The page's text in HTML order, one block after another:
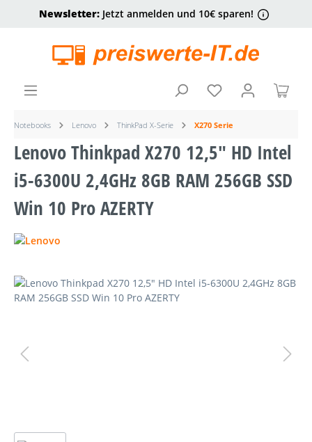
springen
Newsletter:Jetzt anmelden und 10€ sparen!
Notebooks Lenovo ThinkPad X-Serie X270 Serie
Lenovo Thinkpad X270 12,5" HD Intel
i5-6300U 2,4GHz 8GB RAM 256GB SSD
Win 10 Pro AZERTY
Bildergalerie überspringen